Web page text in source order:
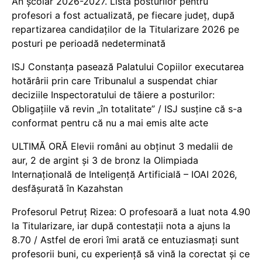
profesori a fost actualizată, pe fiecare județ, după
repartizarea candidaților de la Titularizare 2026 pe
posturi pe perioadă nedeterminată
ISJ Constanța pasează Palatului Copiilor executarea
hotărârii prin care Tribunalul a suspendat chiar
deciziile Inspectoratului de tăiere a posturilor:
Obligațiile vă revin „în totalitate” / ISJ susține că s-a
conformat pentru că nu a mai emis alte acte
ULTIMĂ ORĂ Elevii români au obținut 3 medalii de
aur, 2 de argint și 3 de bronz la Olimpiada
Internațională de Inteligență Artificială – IOAI 2026,
desfășurată în Kazahstan
Profesorul Petruț Rizea: O profesoară a luat nota 4.90
la Titularizare, iar după contestații nota a ajuns la
8.70 / Astfel de erori îmi arată ce entuziasmați sunt
profesorii buni, cu experiență să vină la corectat și ce